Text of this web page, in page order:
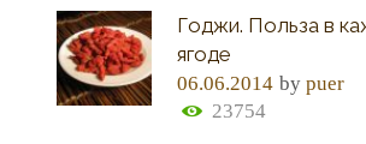
Годжи. Польза в
ягоде
06.06.2014 bypuer
23754